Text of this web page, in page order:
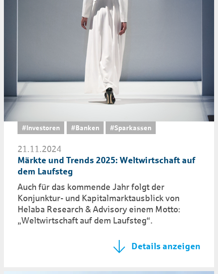
#Investoren #Banken #Sparkassen
21.11.2024
Märkte und Trends 2025: Weltwirtschaft auf
dem Laufsteg
Auch für das kommende Jahr folgt der
Konjunktur- und Kapitalmarktausblick von
Helaba Research & Advisory einem Motto:
„Weltwirtschaft auf dem Laufsteg“.
Details anzeigen